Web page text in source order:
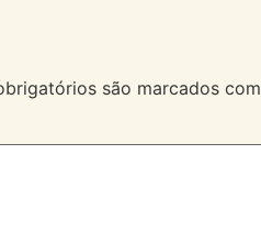
são marcados com